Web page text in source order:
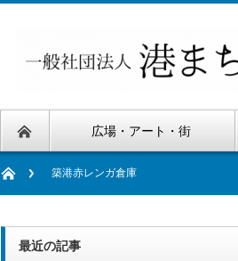
広場・アート・街
築港赤レンガ倉庫
最近の記事